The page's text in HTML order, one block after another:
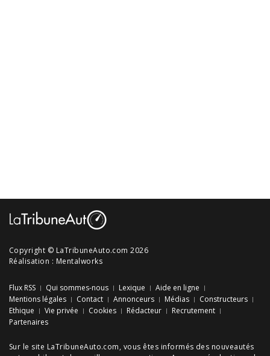
Copyright © LaTribuneAuto.com 2026
Réalisation : Mentalworks
Flux RSS Qui sommes-nous Lexique
Aide en ligne
Mentions légales
Contact Annonceurs Médias
Constructeurs
Ethique
Vie privée Cookies Rédacteur
Recrutement
Partenaires
Sur le site LaTribuneAuto.com, vous êtes informés des nouveautés